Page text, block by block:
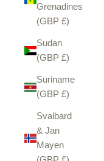
Grenadines
(GBP £)
Sudan
(GBP £)
Suriname
(GBP £)
Svalbard
& Jan
Mayen